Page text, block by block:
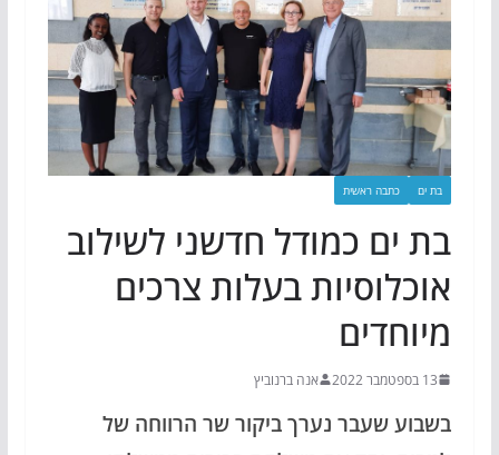
בת ים כתבה ראשית
בת ים כמודל חדשני לשילוב
אוכלוסיות בעלות צרכים
מיוחדים
13 בספטמבר 2022 אנה ברנוביץ
בשבוע שעבר נערך ביקור שר הרווחה של